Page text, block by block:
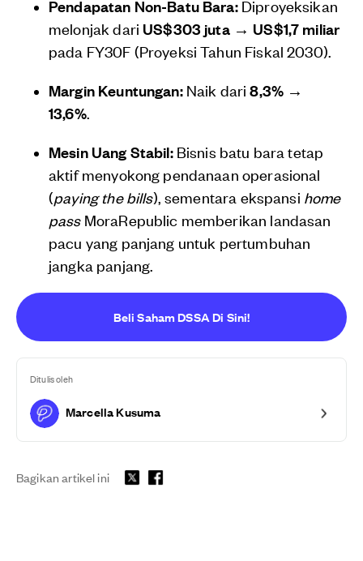
Pendapatan Non-Batu Bara:Diproyeksikan
melonjak dari US$303 juta → US$1,7 miliar
pada FY30F (Proyeksi Tahun Fiskal 2030).
Margin Keuntungan:Naik dari8,3% →
13,6%.
Mesin Uang Stabil:Bisnis batu bara tetap
aktif menyokong pendanaan operasional
(paying the bills), sementara ekspansi home
passMoraRepublic memberikan landasan
pacu yang panjang untuk pertumbuhan
jangka panjang.
Beli Saham DSSA Di Sini!
Ditulis oleh
Marcella Kusuma
Bagikan artikel ini